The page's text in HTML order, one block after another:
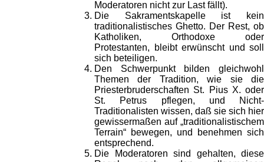
Moderatoren nicht zur Last fällt).
Die Sakramentskapelle ist kein
traditionalistisches Ghetto. Der Rest, ob
Katholiken, Orthodoxe oder
Protestanten, bleibt erwünscht und soll
sich beteiligen.
Den Schwerpunkt bilden gleichwohl
Themen der Tradition, wie sie die
Priesterbruderschaften St. Pius X. oder
St. Petrus pflegen, und Nicht-
Traditionalisten wissen, daß sie sich hier
gewissermaßen auf „traditionalistischem
Terrain“ bewegen, und benehmen sich
entsprechend.
Die Moderatoren sind gehalten, diese